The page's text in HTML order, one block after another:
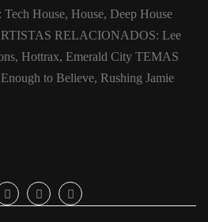
House, House, Deep House
RELACIONADOS: Lee
Hottrax, Emerald City TEMAS
to Believe, Rushing Jamie